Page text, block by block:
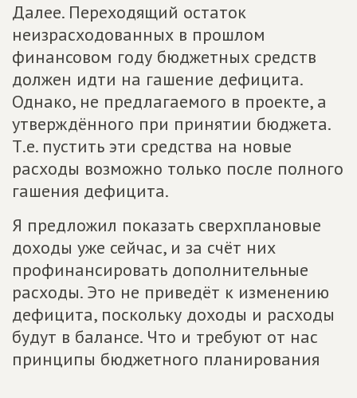
Далее. Переходящий остаток
неизрасходованных в прошлом
финансовом году бюджетных средств
должен идти на гашение дефицита.
Однако, не предлагаемого в проекте, а
утверждённого при принятии бюджета.
Т.е. пустить эти средства на новые
расходы возможно только после полного
гашения дефицита.
Я предложил показать сверхплановые
доходы уже сейчас, и за счёт них
профинансировать дополнительные
расходы. Это не приведёт к изменению
дефицита, поскольку доходы и расходы
будут в балансе. Что и требуют от нас
принципы бюджетного планирования